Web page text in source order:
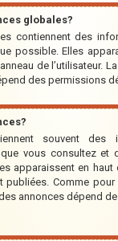
globales?
contiennent des
possible. Elles
de l’utilisateur.
des permissions
souvent des
vous consultez et
apparaissent en
publiées. Comme
annonces dépend